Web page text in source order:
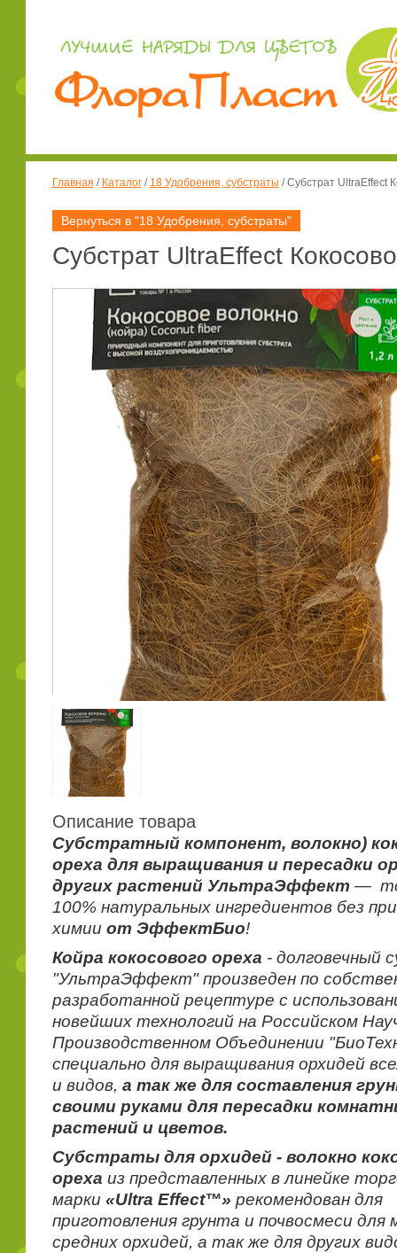
Главная / Каталог/ 18 Удобрения, субстраты /Субстрат UltraEffect
Вернуться в "18 Удобрения, субстраты"
Субстрат UltraEffect
Описание товара
Субстратный компонент, волокно)
ореха для выращивания и пересадки
других растений УльтраЭффект —
100% натуральных ингредиентов без
химии от ЭффектБио!
Койра кокосового ореха - долговечный
"УльтраЭффект" произведен по
разработанной рецептуре с
новейших технологий на Российском
Производственном Объединении
специально для выращивания орхидей
и видов, а так же для составления
своими руками для пересадки
растений и цветов.
Субстраты для орхидей - волокно
ореха из представленных в линейке
марки «Ultra Effect™» рекомендован для
приготовления грунта и почвосмеси для
средних орхидей, а так же для других